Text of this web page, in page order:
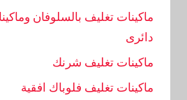
ماكينات تغليف بالسلوفان
دائرى
ماكينات تغليف شرنك
ماكينات تغليف فلوباك افقية